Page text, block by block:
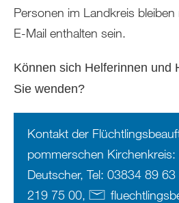
Personen im Landkreis
E-Mail enthalten sein.
Können sich Helferinnen und
Sie wenden?
Kontakt der
pommerschen Kirchenkreis:
Deutscher, Tel: 03834 89
219 75 00,